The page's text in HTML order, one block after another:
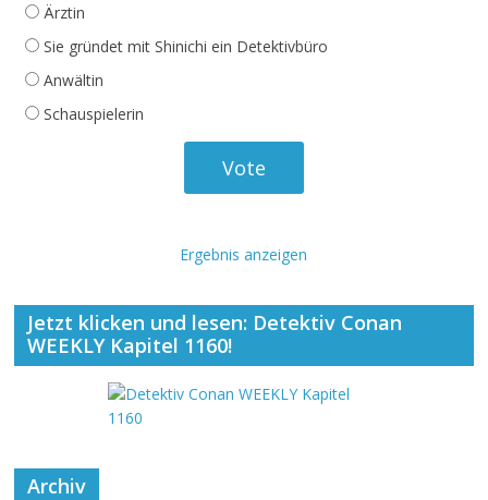
Ärztin
Sie gründet mit Shinichi ein Detektivbüro
Anwältin
Schauspielerin
Ergebnis anzeigen
Jetzt klicken und lesen: Detektiv Conan
WEEKLY Kapitel 1160!
Archiv